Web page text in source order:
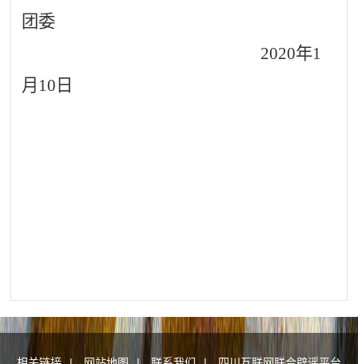
团委
2020年1
月 10 日